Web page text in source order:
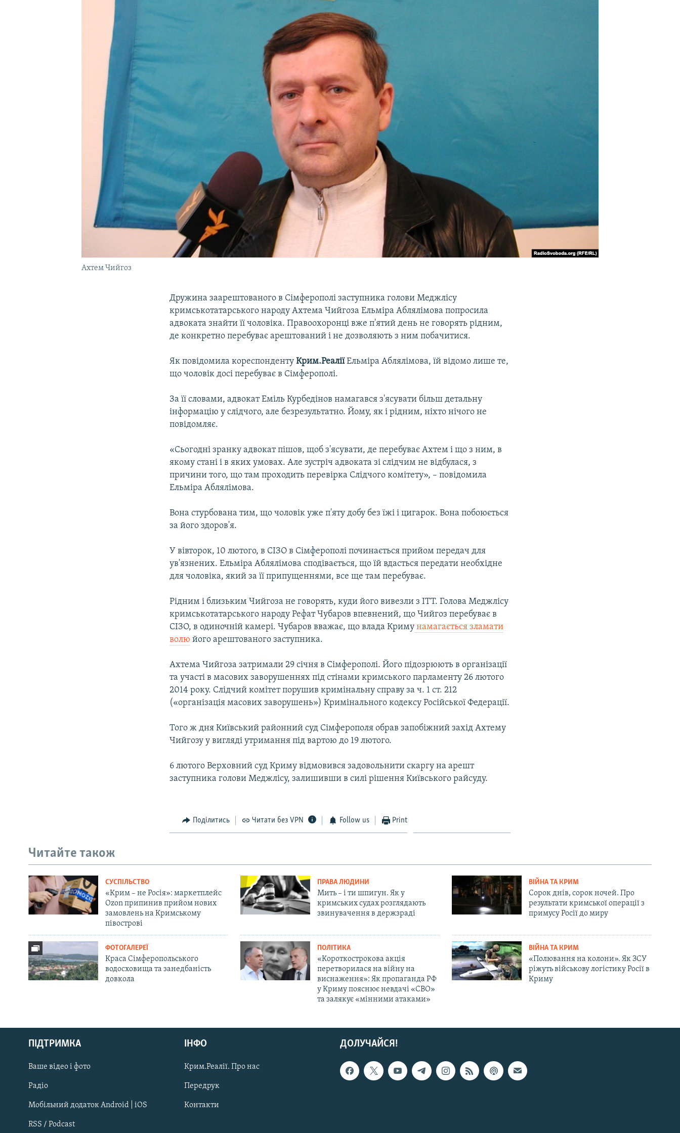
Русский
Qırımtatar
ДОЛУЧАЙСЯ!
Ахтем Чийгоз
Дружина заарештованого в Сімферополі заступника голови Меджлісу
кримськотатарського народу Ахтема Чийгоза Ельміра Аблялімова попросила
адвоката знайти її чоловіка. Правоохоронці вже п'ятий день не говорять рідним,
де конкретно перебуває арештований і не дозволяють з ним побачитися.
Як повідомила кореспонденту Крим.РеаліїЕльміра Аблялімова, їй відомо лише те,
що чоловік досі перебуває в Сімферополі.
За її словами, адвокат Еміль Курбедінов намагався з'ясувати більш детальну
інформацію у слідчого, але безрезультатно. Йому, як і рідним, ніхто нічого не
повідомляє.
«Сьогодні зранку адвокат пішов, щоб з'ясувати, де перебуває Ахтем і що з ним, в
якому стані і в яких умовах. Але зустріч адвоката зі слідчим не відбулася, з
причини того, що там проходить перевірка Слідчого комітету», – повідомила
Ельміра Аблялімова.
Вона стурбована тим, що чоловік уже п'яту добу без їжі і цигарок. Вона побоюється
за його здоров'я.
У вівторок, 10 лютого, в СІЗО в Сімферополі починається прийом передач для
ув'язнених. Ельміра Аблялімова сподівається, що їй вдасться передати необхідне
для чоловіка, який за її припущеннями, все ще там перебуває.
Рідним і близьким Чийгоза не говорять, куди його вивезли з ІТТ. Голова Меджлісу
кримськотатарського народу Рефат Чубаров впевнений, що Чийгоз перебуває в
СІЗО, в одиночній камері. Чубаров вважає, що влада Криму намагається зламати
волю його арештованого заступника.
Ахтема Чийгоза затримали 29 січня в Сімферополі. Його підозрюють в організації
та участі в масових заворушеннях під стінами кримського парламенту 26 лютого
2014 року. Слідчий комітет порушив кримінальну справу за ч. 1 ст. 212
(«організація масових заворушень») Кримінального кодексу Російської Федерації.
Того ж дня Київський районний суд Сімферополя обрав запобіжний захід Ахтему
Чийгозу у вигляді утримання під вартою до 19 лютого.
6 лютого Верховний суд Криму відмовився задовольнити скаргу на арешт
заступника голови Меджлісу, залишивши в силі рішення Київського райсуду.
Поділитись Читати без VPN Follow us Print
Читайте також
СУСПІЛЬСТВО
«Крим – не Росія»: маркетплейс
Ozon припинив прийом нових
замовлень на Кримському
півострові
ПРАВА ЛЮДИНИ
Мить – і ти шпигун. Як у
кримських судах розглядають
звинувачення в держзраді
ВІЙНА ТА КРИМ
Сорок днів, сорок ночей. Про
результати кримської операції з
примусу Росії до миру
ФОТОГАЛЕРЕЇ
Краса Сімферопольського
водосховища та занедбаність
довкола
ПОЛІТИКА
«Короткострокова акція
перетворилася на війну на
виснаження»: Як пропаганда РФ
у Криму пояснює невдачі «СВО»
та залякує «мінними атаками»
ВІЙНА ТА КРИМ
«Полювання на колони». Як ЗСУ
ріжуть військову логістику Росії в
Криму
ДОЛУЧАЙСЯ!
ПІДТРИМКА
Ваше відео і фото
Радіо
Мобільний додаток Android | iOS
RSS / Podcast
ІНФО
Крим.Реалії. Про нас
Передрук
Контакти